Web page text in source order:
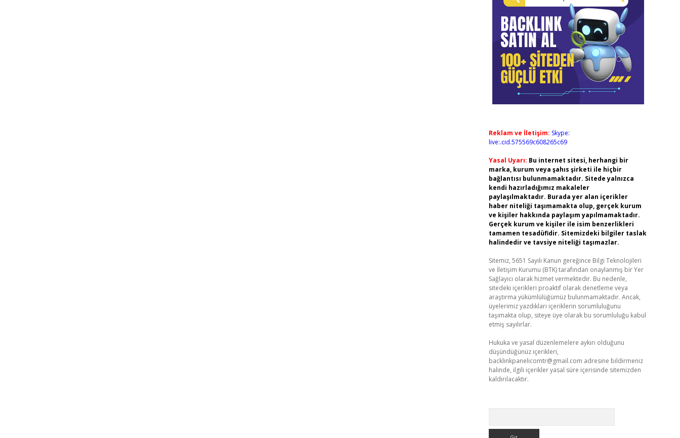
Reklam ve İletişim: Skype:
live:.cid.575569c608265c69
Yasal Uyarı: Bu internet sitesi, herhangi bir
marka, kurum veya şahıs şirketi ile hiçbir
bağlantısı bulunmamaktadır. Sitede yalnızca
kendi hazırladığımız makaleler
paylaşılmaktadır. Burada yer alan içerikler
haber niteliği taşımamakta olup, gerçek kurum
ve kişiler hakkında paylaşım yapılmamaktadır.
Gerçek kurum ve kişiler ile isim benzerlikleri
tamamen tesadüfidir. Sitemizdeki bilgiler taslak
halindedir ve tavsiye niteliği taşımazlar.
Sitemiz, 5651 Sayılı Kanun gereğince Bilgi Teknolojileri
ve İletişim Kurumu (BTK) tarafından onaylanmış bir Yer
Sağlayıcı olarak hizmet vermektedir. Bu nedenle,
sitedeki içerikleri proaktif olarak denetleme veya
araştırma yükümlülüğümüz bulunmamaktadır. Ancak,
üyelerimiz yazdıkları içeriklerin sorumluluğunu
taşımakta olup, siteye üye olarak bu sorumluluğu kabul
etmiş sayılırlar.
Hukuka ve yasal düzenlemelere aykırı olduğunu
düşündüğünüz içerikleri,
backlinkpanelicomtr@gmail.com adresine bildirmeniz
halinde, ilgili içerikler yasal süre içerisinde sitemizden
kaldırılacaktır.